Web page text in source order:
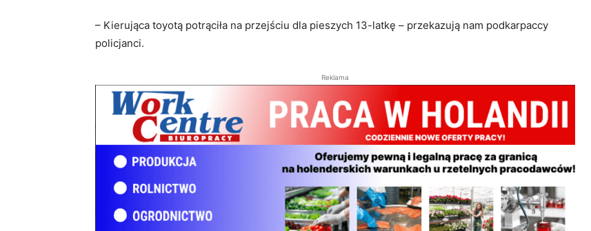
– Kierująca toyotą potrąciła na przejściu dla pieszych 13-latkę – przekazują nam podkarpaccy
policjanci.
Reklama